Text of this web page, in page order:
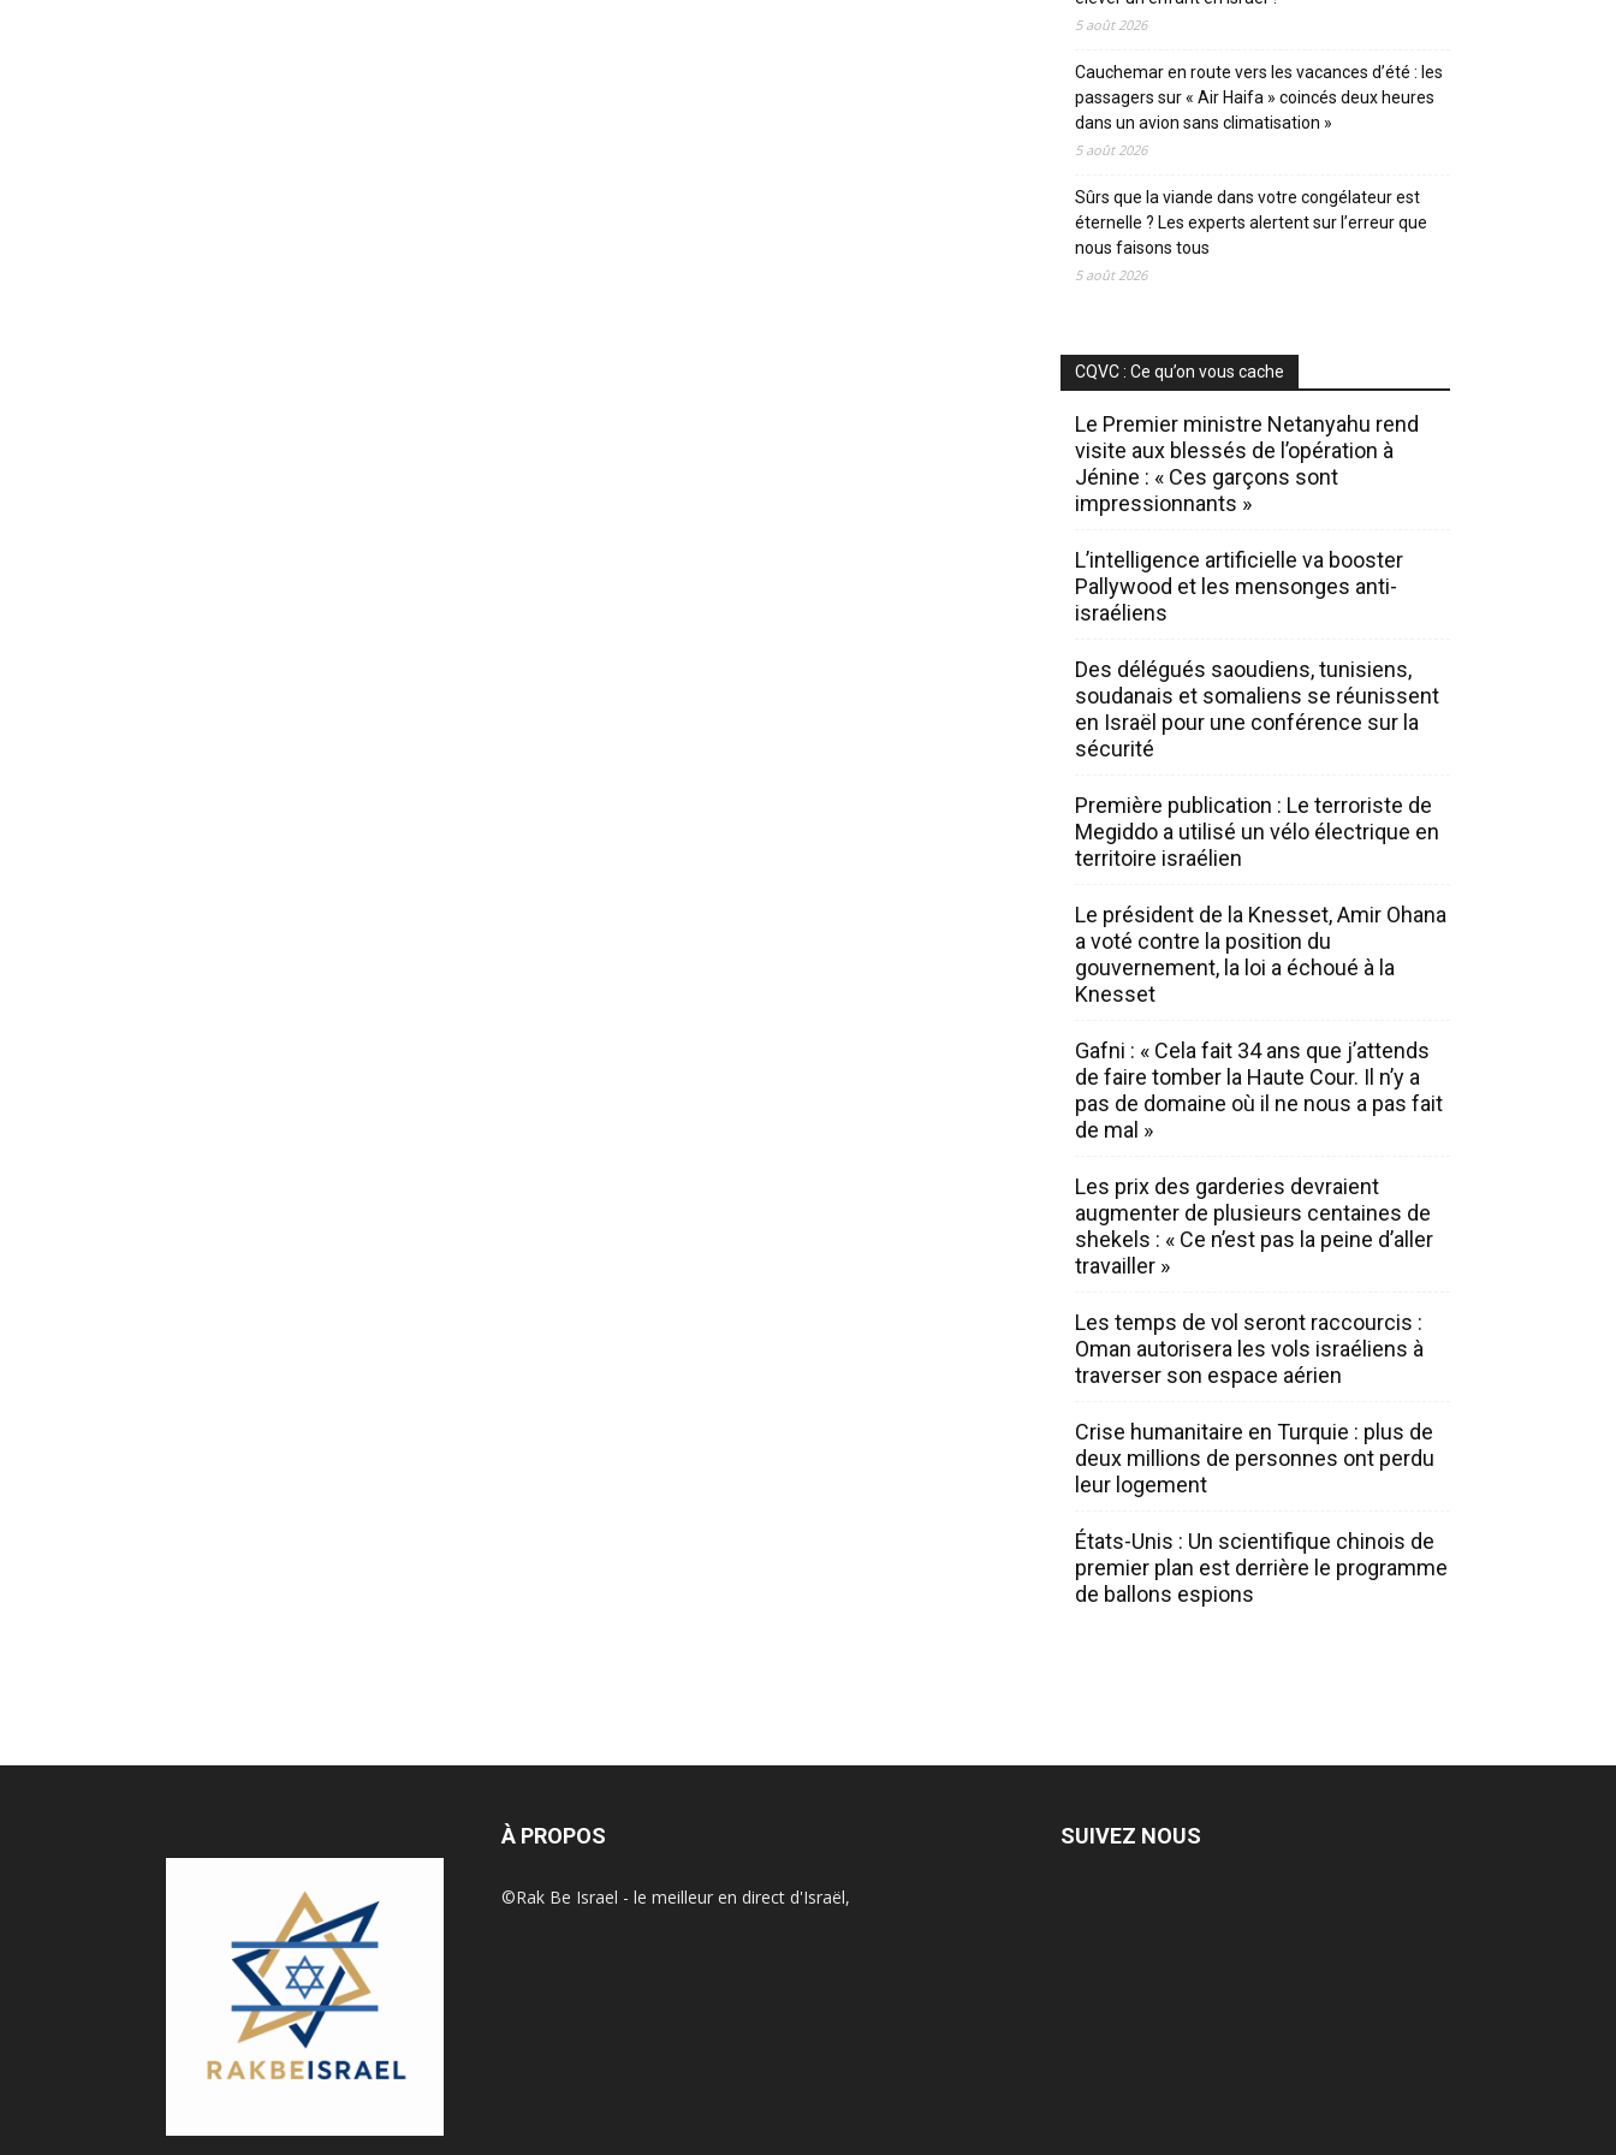
5 août 2026
Cauchemar en route vers les vacances d’été : les
passagers sur « Air Haifa » coincés deux heures
dans un avion sans climatisation »
5 août 2026
Sûrs que la viande dans votre congélateur est
éternelle ? Les experts alertent sur l’erreur que
nous faisons tous
5 août 2026
CQVC : Ce qu’on vous cache
Le Premier ministre Netanyahu rend
visite aux blessés de l’opération à
Jénine : « Ces garçons sont
impressionnants »
L’intelligence artificielle va booster
Pallywood et les mensonges anti-
israéliens
Des délégués saoudiens, tunisiens,
soudanais et somaliens se réunissent
en Israël pour une conférence sur la
sécurité
Première publication : Le terroriste de
Megiddo a utilisé un vélo électrique en
territoire israélien
Le président de la Knesset, Amir Ohana
a voté contre la position du
gouvernement, la loi a échoué à la
Knesset
Gafni : « Cela fait 34 ans que j’attends
de faire tomber la Haute Cour. Il n’y a
pas de domaine où il ne nous a pas fait
de mal »
Les prix des garderies devraient
augmenter de plusieurs centaines de
shekels : « Ce n’est pas la peine d’aller
travailler »
Les temps de vol seront raccourcis :
Oman autorisera les vols israéliens à
traverser son espace aérien
Crise humanitaire en Turquie : plus de
deux millions de personnes ont perdu
leur logement
États-Unis : Un scientifique chinois de
premier plan est derrière le programme
de ballons espions
À PROPOS
©Rak Be Israel - le meilleur en direct d'Israël,
SUIVEZ NOUS